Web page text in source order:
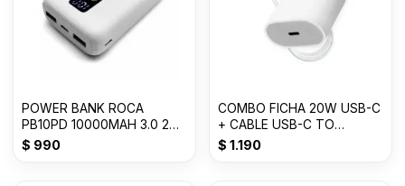
POWER BANK ROCA
PB10PD 10000MAH 3.0 2
ENTRADAS 3 SALIDAS
$ 990
COMBO FICHA 20W USB-C
+ CABLE USB-C TO
LIGHTNING - TOMATE
$ 1.190